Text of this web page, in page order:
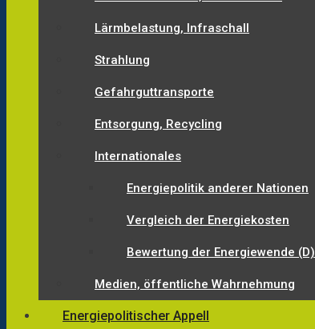
Lärmbelastung, Infraschall
Strahlung
Gefahrguttransporte
Entsorgung, Recycling
Internationales
Energiepolitik anderer Nationen
Vergleich der Energiekosten
Bewertung der Energiewende (D)
Medien, öffentliche Wahrnehmung
Energiepolitischer Appell